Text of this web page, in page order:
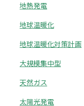
地熱発電
地球温暖化
地球温暖化対策計画
大規模集中型
天然ガス
太陽光発電